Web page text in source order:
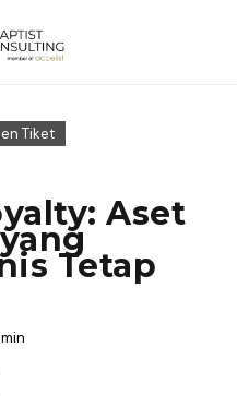
Tiket
Aset
Tetap